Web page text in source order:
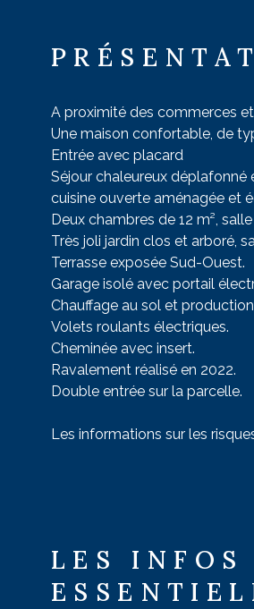
A proximité des commerces
Une maison confortable, de
Entrée avec placard
Séjour chaleureux
cuisine ouverte aménagée et
Deux chambres de 12 m²,
Très joli jardin clos et arboré,
Terrasse exposée Sud-Ouest.
Garage isolé avec portail
Chauffage au sol et
Volets roulants électriques.
Cheminée avec insert.
Ravalement réalisé en 2022.
Double entrée sur la parcelle.
Les informations sur les
LES INFOS